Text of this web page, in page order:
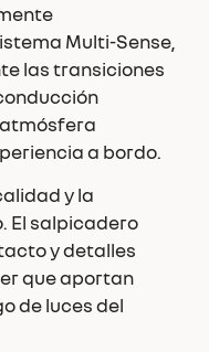
Multi-Sense,
las transiciones
a bordo.
y la
El salpicadero
y detalles
que aportan
de luces del